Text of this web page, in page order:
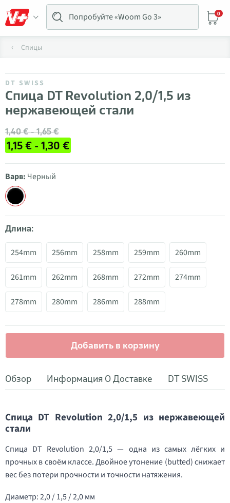
0
Спицы
DT SWISS
Спица DT Revolution 2,0/1,5 из
нержавеющей стали
1,40 € - 1,65 €
1,15 € - 1,30 €
Варв: Черный
Длина:
254mm 256mm 258mm 259mm 260mm
261mm 262mm 268mm 272mm 274mm
278mm 280mm 286mm 288mm
Добавить в корзину
Обзор Информация О Доставке DT SWISS
Спица DT Revolution 2,0/1,5 из нержавеющей
стали
Спица DT Revolution 2,0/1,5 — одна из самых лёгких и
прочных в своём классе. Двойное утонение (butted) снижает
вес без потери прочности и точности натяжения.
Диаметр: 2,0 / 1,5 / 2,0 мм